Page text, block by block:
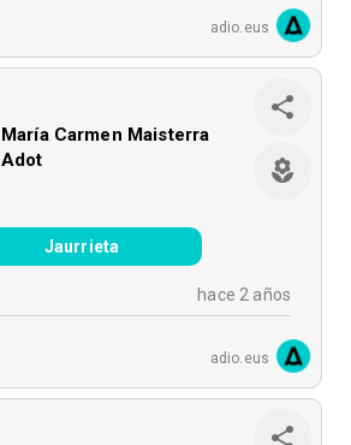
adio.eus
María Carmen Maisterra
Adot
Jaurrieta
hace 2 años
adio.eus